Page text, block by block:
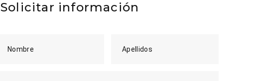
Solicitar información
Nombre Apellidos